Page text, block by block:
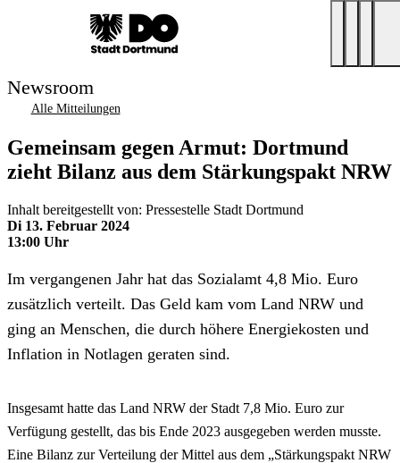
Newsroom
Alle Mitteilungen
Gemeinsam gegen Armut: Dortmund
zieht Bilanz aus dem Stärkungspakt NRW
Inhalt bereitgestellt von: Pressestelle Stadt Dortmund
Di 13. Februar 2024
13:00 Uhr
Im vergangenen Jahr hat das Sozialamt 4,8 Mio. Euro
zusätzlich verteilt. Das Geld kam vom Land NRW und
ging an Menschen, die durch höhere Energiekosten und
Inflation in Notlagen geraten sind.
Insgesamt hatte das Land NRW der Stadt 7,8 Mio. Euro zur
Verfügung gestellt, das bis Ende 2023 ausgegeben werden musste.
Eine Bilanz zur Verteilung der Mittel aus dem „Stärkungspakt NRW